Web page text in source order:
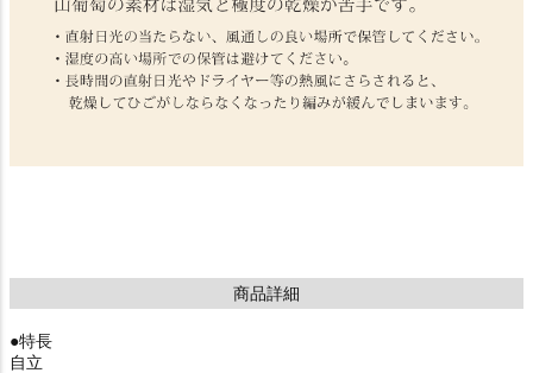
商品詳細
●特長
自立